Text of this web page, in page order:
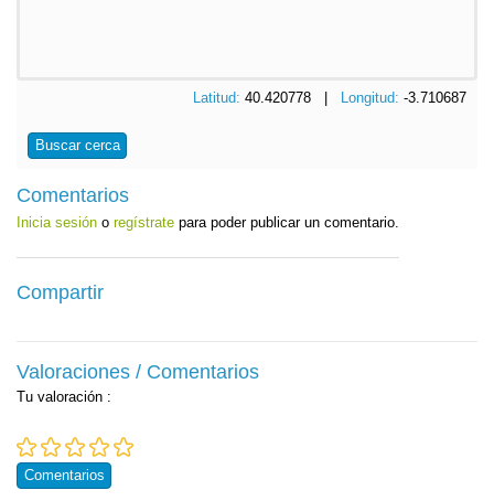
Latitud: 40.420778 | Longitud: -3.710687
Buscar cerca
Comentarios
Inicia sesión o regístrate para poder publicar un comentario.
Compartir
Valoraciones / Comentarios
Tu valoración :
Comentarios